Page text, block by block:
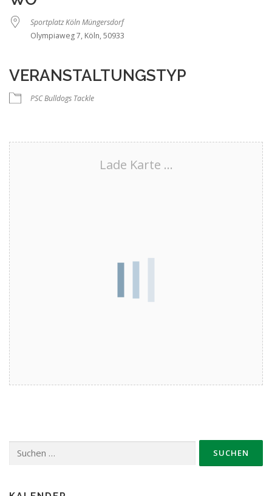
Sportplatz Köln Müngersdorf
Olympiaweg 7, Köln, 50933
VERANSTALTUNGSTYP
PSC Bulldogs Tackle
Lade Karte ...
nach: